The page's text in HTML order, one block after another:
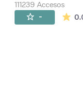
111239 Accesos
-